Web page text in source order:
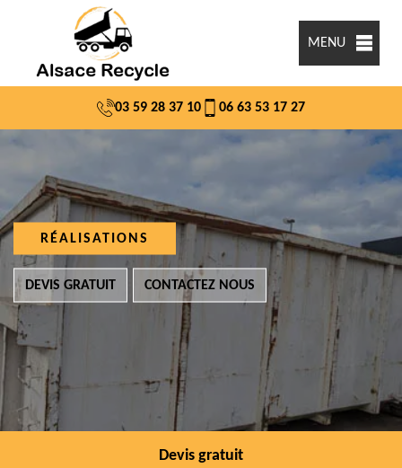
MENU
03 59 28 37 10 06 63 53 17 27
RÉALISATIONS
DEVIS GRATUIT CONTACTEZ NOUS
Devis gratuit